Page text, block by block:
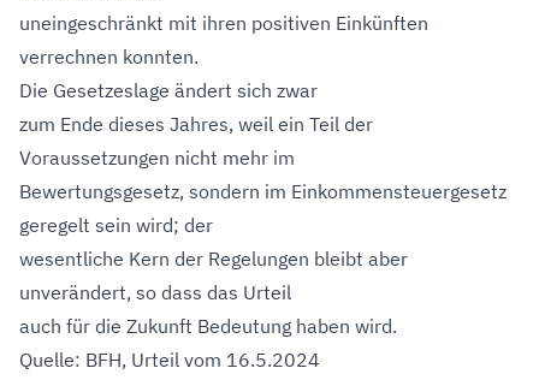
uneingeschränkt mit ihren positiven Einkünften
verrechnen konnten.
Die Gesetzeslage ändert sich zwar
zum Ende dieses Jahres, weil ein Teil der
Voraussetzungen nicht mehr im
Bewertungsgesetz, sondern im Einkommensteuergesetz
geregelt sein wird; der
wesentliche Kern der Regelungen bleibt aber
unverändert, so dass das Urteil
auch für die Zukunft Bedeutung haben wird.
Quelle: BFH, Urteil vom 16.5.2024